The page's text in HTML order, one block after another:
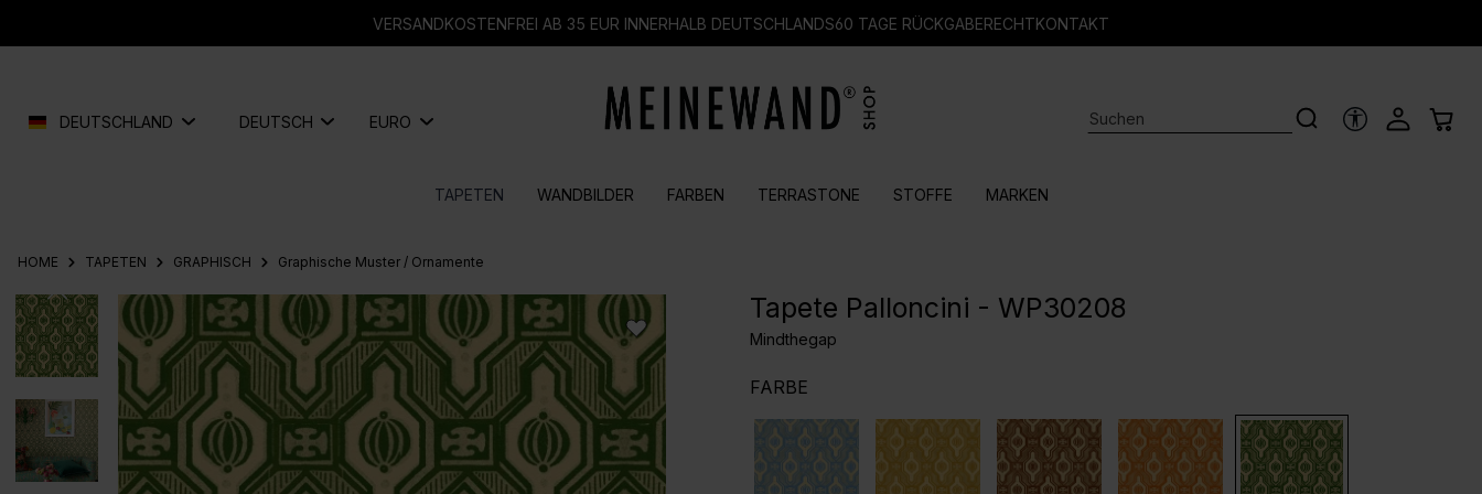
VERSANDKOSTENFREI AB 35 EUR INNERHALB DEUTSCHLANDS60 TAGE RÜCKGABERECHTKONTAKT
DEUTSCHLAND DEUTSCH EURO HILFSTOOLS
TAPETEN WANDBILDER FARBEN TERRASTONE STOFFE MARKEN
HOME TAPETEN GRAPHISCH Graphische Muster / Ornamente
Bildergalerie überspringen Tapete Palloncini - WP30208
Mindthegap
FARBEAUSWÄHLEN